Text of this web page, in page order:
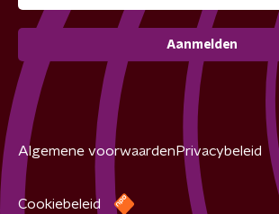
Aanmelden
Algemene voorwaarden Privacybeleid
Cookiebeleid